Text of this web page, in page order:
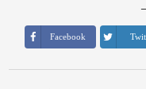
Facebook